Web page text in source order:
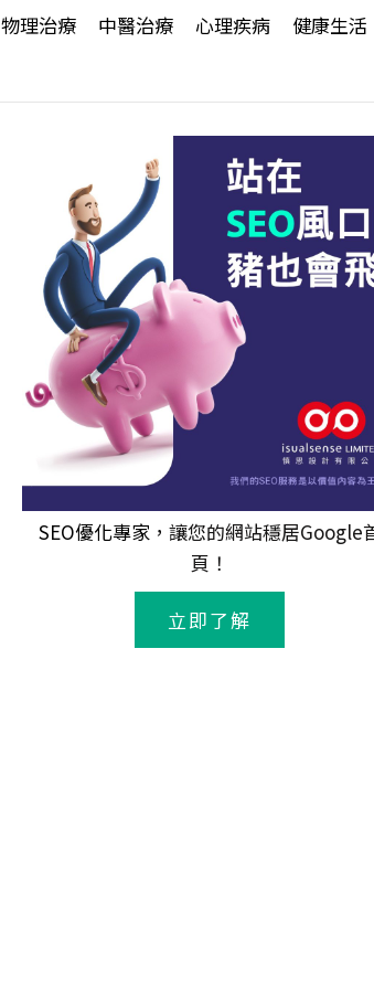
物理治療 中醫治療 心理疾病 健康生活
SEO優化專家，讓您的網站穩居Google
頁！
立即了解